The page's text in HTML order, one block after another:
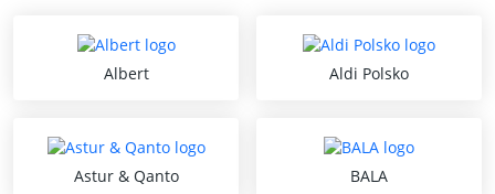
Albert Aldi Polsko
Astur & Qanto BALA